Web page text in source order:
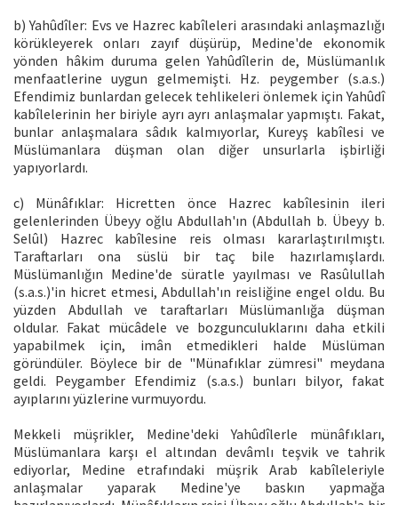
b) Yahûdîler: Evs ve Hazrec kabîleleri arasındaki anlaşmazlığı
körükleyerek onları zayıf düşürüp, Medine'de ekonomik
yönden hâkim duruma gelen Yahûdîlerin de, Müslümanlık
menfaatlerine uygun gelmemişti. Hz. peygember (s.a.s.)
Efendimiz bunlardan gelecek tehlikeleri önlemek için Yahûdî
kabîlelerinin her biriyle ayrı ayrı anlaşmalar yapmıştı. Fakat,
bunlar anlaşmalara sâdık kalmıyorlar, Kureyş kabîlesi ve
Müslümanlara düşman olan diğer unsurlarla işbirliği
yapıyorlardı.
c) Münâfıklar: Hicretten önce Hazrec kabîlesinin ileri
gelenlerinden Übeyy oğlu Abdullah'ın (Abdullah b. Übeyy b.
Selûl) Hazrec kabîlesine reis olması kararlaştırılmıştı.
Taraftarları ona süslü bir taç bile hazırlamışlardı.
Müslümanlığın Medine'de süratle yayılması ve Rasûlullah
(s.a.s.)'in hicret etmesi, Abdullah'ın reisliğine engel oldu. Bu
yüzden Abdullah ve taraftarları Müslümanlığa düşman
oldular. Fakat mücâdele ve bozgunculuklarını daha etkili
yapabilmek için, imân etmedikleri halde Müslüman
göründüler. Böylece bir de "Münafıklar zümresi" meydana
geldi. Peygamber Efendimiz (s.a.s.) bunları bilyor, fakat
ayıplarını yüzlerine vurmuyordu.
Mekkeli müşrikler, Medine'deki Yahûdîlerle münâfıkları,
Müslümanlara karşı el altından devâmlı teşvik ve tahrik
ediyorlar, Medine etrafındaki müşrik Arab kabîleleriyle
anlaşmalar yaparak Medine'ye baskın yapmağa